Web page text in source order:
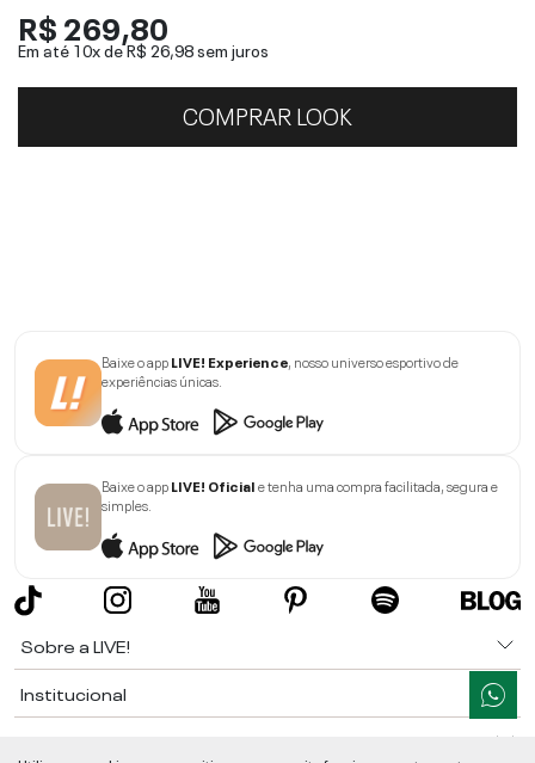
R$ 269,80
Em até 10x deR$ 26,98sem juros
COMPRAR LOOK
Baixe o appLIVE! Experience , nosso universo esportivo de
experiências únicas.
Baixe o appLIVE! Oficiale tenha uma compra facilitada, segura e
simples.
Sobre a LIVE!
Institucional